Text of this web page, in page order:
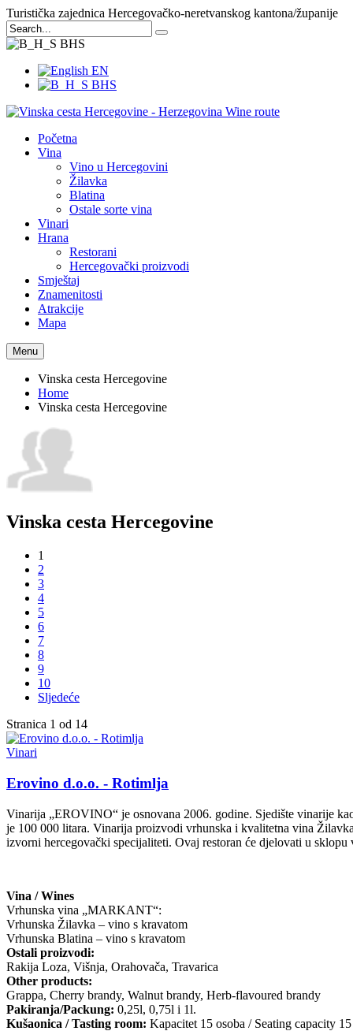
Turistička zajednica Hercegovačko-neretvanskog kantona/županije
BHS
EN
BHS
Početna
Vina
Vino u Hercegovini
Žilavka
Blatina
Ostale sorte vina
Vinari
Hrana
Restorani
Hercegovački proizvodi
Smještaj
Znamenitosti
Atrakcije
Mapa
Menu
Vinska cesta Hercegovine
Home
Vinska cesta Hercegovine
Vinska cesta Hercegovine
1
2
3
4
5
6
7
8
9
10
Sljedeće
Stranica 1 od 14
Vinari
Erovino d.o.o. - Rotimlja
Vinarija „EROVINO“ je osnovana 2006. godine. Sjedište vinarije
je 100 000 litara. Vinarija proizvodi vrhunska i kvalitetna vina
izvorni hercegovački specijaliteti. Ovaj restoran će djelovati u
Vina / Wines
Vrhunska vina „MARKANT“:
Vrhunska Žilavka – vino s kravatom
Vrhunska Blatina – vino s kravatom
Ostali proizvodi:
Rakija Loza, Višnja, Orahovača, Travarica
Other products:
Grappa, Cherry brandy, Walnut brandy, Herb-flavoured brandy
Pakiranja/Packung: 0,25l, 0,75l i 1l.
Kušaonica / Tasting room: Kapacitet 15 osoba / Seating capacity